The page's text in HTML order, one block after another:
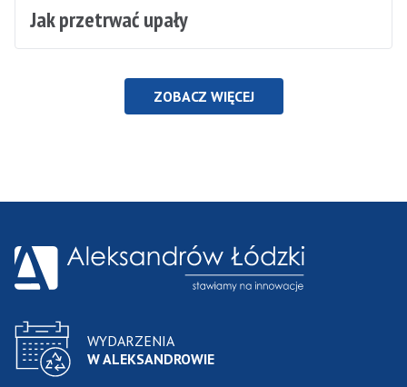
Jak przetrwać upały
ZOBACZ WIĘCEJ
WYDARZENIA
W ALEKSANDROWIE